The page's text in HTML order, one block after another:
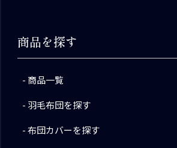
商品を探す
商品一覧
羽毛布団を探す
布団カバーを探す